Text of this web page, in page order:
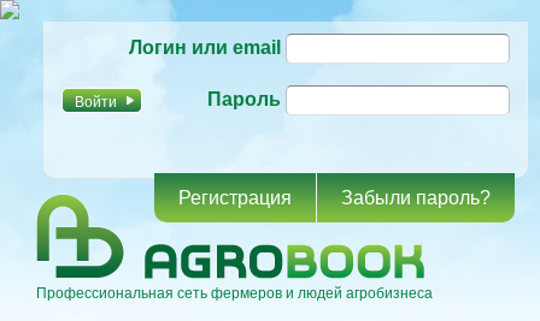
основному
Логин или email
Пароль
Регистрация Забыли пароль?
Профессиональная сеть фермеров и людей агробизнеса